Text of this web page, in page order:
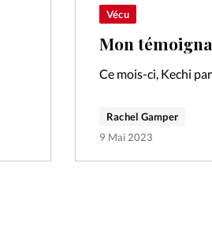
Vécu
Mon
Ce mois-ci, Kechi
Rachel Gamper
9 Mai 2023